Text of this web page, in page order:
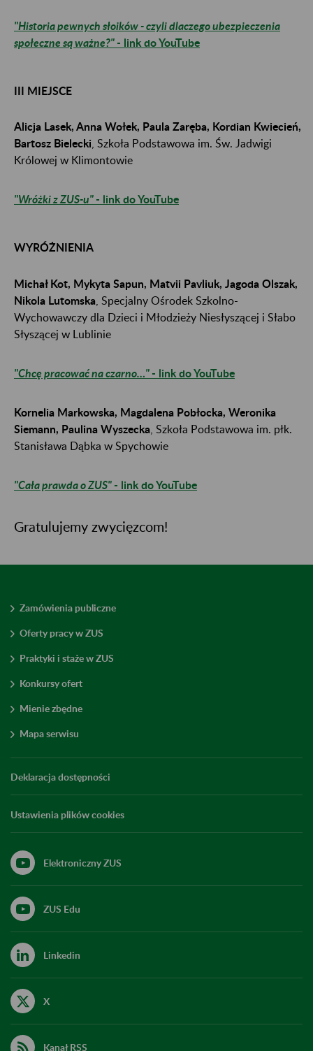
"Historia pewnych słoików - czyli dlaczego ubezpieczenia
społeczne są ważne?" - link do YouTube
III MIEJSCE
Alicja Lasek, Anna Wołek, Paula Zaręba, Kordian Kwiecień,
Bartosz Bielecki , Szkoła Podstawowa im. Św. Jadwigi
Królowej w Klimontowie
"Wróżki z ZUS-u" - link do YouTube
WYRÓŻNIENIA
Michał Kot, Mykyta Sapun, Matvii Pavliuk, Jagoda Olszak,
Nikola Lutomska , Specjalny Ośrodek Szkolno-
Wychowawczy dla Dzieci i Młodzieży Niesłyszącej i Słabo
Słyszącej w Lublinie
"Chcę pracować na czarno…" ​​​​​​​- link do YouTube
Kornelia Markowska, Magdalena Pobłocka, Weronika
Siemann, Paulina Wyszecka , Szkoła Podstawowa im. płk.
Stanisława Dąbka w Spychowie
"Cała prawda o ZUS" - link do YouTube
Gratulujemy zwycięzcom!
Zamówienia publiczne
Oferty pracy w ZUS
Praktyki i staże w ZUS
Konkursy ofert
Mienie zbędne
Mapa serwisu
Deklaracja dostępności
Ustawienia plików cookies
Elektroniczny ZUS
ZUS Edu
Linkedin
X
Kanał RSS